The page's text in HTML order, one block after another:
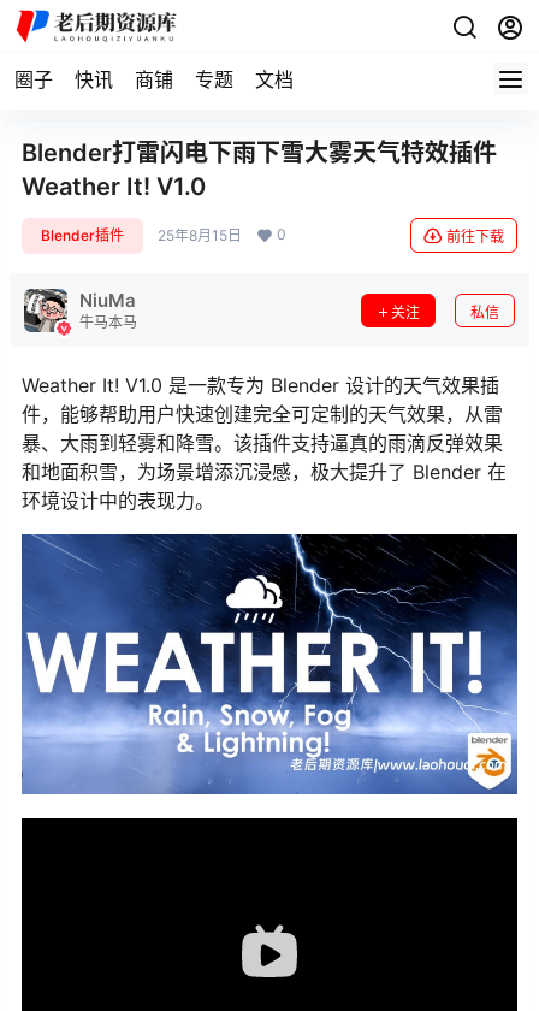
圈子 快讯 商铺 专题 文档
Blender打雷闪电下雨下雪大雾天气特效插件
Weather It! V1.0
Blender插件 25年8月15日 0 前往下载
NiuMa
牛马本马
关注 私信
Weather It! V1.0 是一款专为 Blender 设计的天气效果插
件，能够帮助用户快速创建完全可定制的天气效果，从雷
暴、大雨到轻雾和降雪。该插件支持逼真的雨滴反弹效果
和地面积雪，为场景增添沉浸感，极大提升了 Blender 在
环境设计中的表现力。